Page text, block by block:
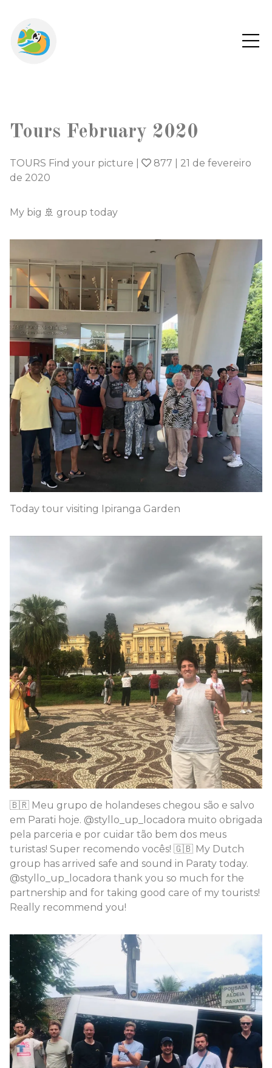
Tours February 2020
TOURS Find your picture 877
21 de fevereiro
de 2020
My big 🚢 group today
Today tour visiting Ipiranga Garden
🇧🇷 Meu grupo de holandeses chegou são e salvo
em Parati hoje. @styllo_up_locadora muito obrigada
pela parceria e por cuidar tão bem dos meus
turistas! Super recomendo vocês! 🇬🇧 My Dutch
group has arrived safe and sound in Paraty today.
@styllo_up_locadora thank you so much for the
partnership and for taking good care of my tourists!
Really recommend you!